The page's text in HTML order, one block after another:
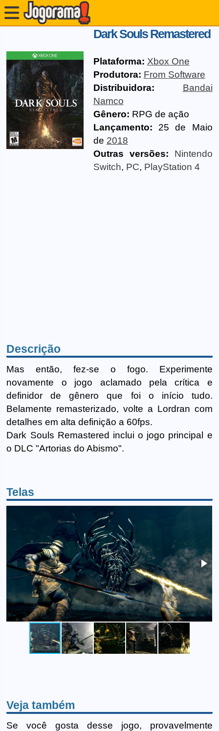
Dark Souls Remastered
Plataforma: Xbox One
Produtora: From Software
Distribuidora:
Bandai
Namco
Gênero: RPG de ação
Lançamento: 25 de Maio
de 2018
Outras versões:
Nintendo
Switch, PC, PlayStation 4
Descrição
Mas então, fez-se o fogo. Experimente
novamente o jogo aclamado pela crítica e
definidor de gênero que foi o início tudo.
Belamente remasterizado, volte a Lordran com
detalhes em alta definição a 60fps.
Dark Souls Remastered inclui o jogo principal e
o DLC "Artorias do Abismo".
Telas
Veja também
Se você gosta desse jogo, provavelmente